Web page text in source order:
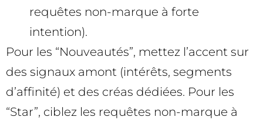
requêtes non-marque à forte
intention).
Pour les “Nouveautés”, mettez l’accent sur
des signaux amont (intérêts, segments
d’affinité) et des créas dédiées. Pour les
“Star”, ciblez les requêtes non-marque à